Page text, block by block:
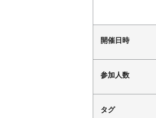
開催日時
参加人数
タグ